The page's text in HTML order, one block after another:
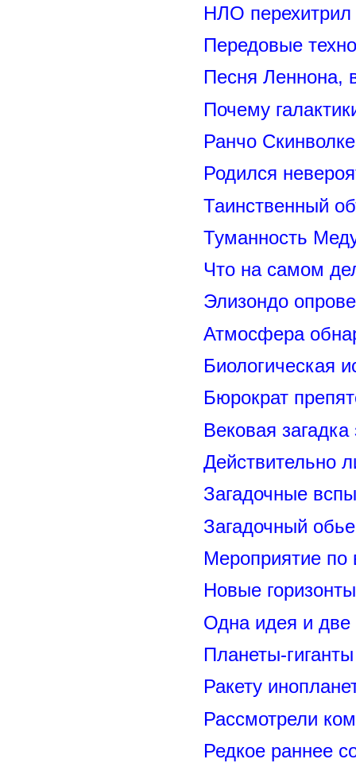
НЛО перехитрил
Передовые
Песня Леннона,
Почему
Ранчо
Родился
Таинственный
Туманность
Что на самом
Элизондо
Атмосфера
Биологическая
Бюрократ
Вековая
Действительно
Загадочные
Загадочный
Мероприятие
Новые
Одна идея и две
Планеты-
Ракету
Рассмотрели
Редкое раннее